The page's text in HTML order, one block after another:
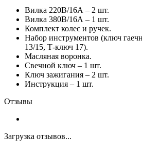
Вилка 220В/16А – 2 шт.
Вилка 380В/16А – 1 шт.
Комплект колес и ручек.
Набор инструментов (ключ
13/15, Т-ключ 17).
Масляная воронка.
Свечной ключ – 1 шт.
Ключ зажигания – 2 шт.
Инструкция – 1 шт.
Отзывы
Загрузка отзывов...